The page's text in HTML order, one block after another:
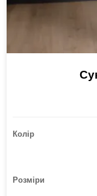
Колір
Розміри